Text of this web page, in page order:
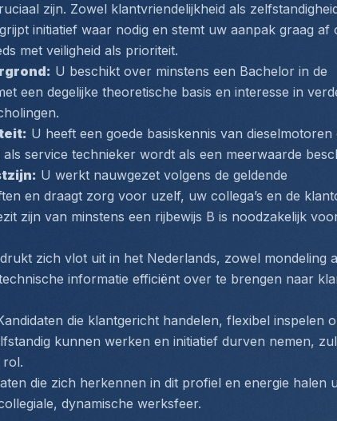
zijn. Zowel klantvriendelijkheid als
initiatief waar nodig en stemt uw aanpak graag af
met veiligheid als prioriteit.
U beschikt over minstens een Bachelor in de
een degelijke theoretische basis en interesse in
U heeft een goede basiskennis van dieselmotoren
service technieker wordt als een meerwaarde
U werkt nauwgezet volgens de geldende
en draagt zorg voor uzelf, uw collega’s en de
zijn van minstens een rijbewijs B is noodzakelijk
zich vlot uit in het Nederlands, zowel mondeling
informatie efficiënt over te brengen naar
die klantgericht handelen, flexibel inspelen
kunnen werken en initiatief durven nemen,
rol.
die zich herkennen in dit profiel en energie halen
dynamische werksfeer.